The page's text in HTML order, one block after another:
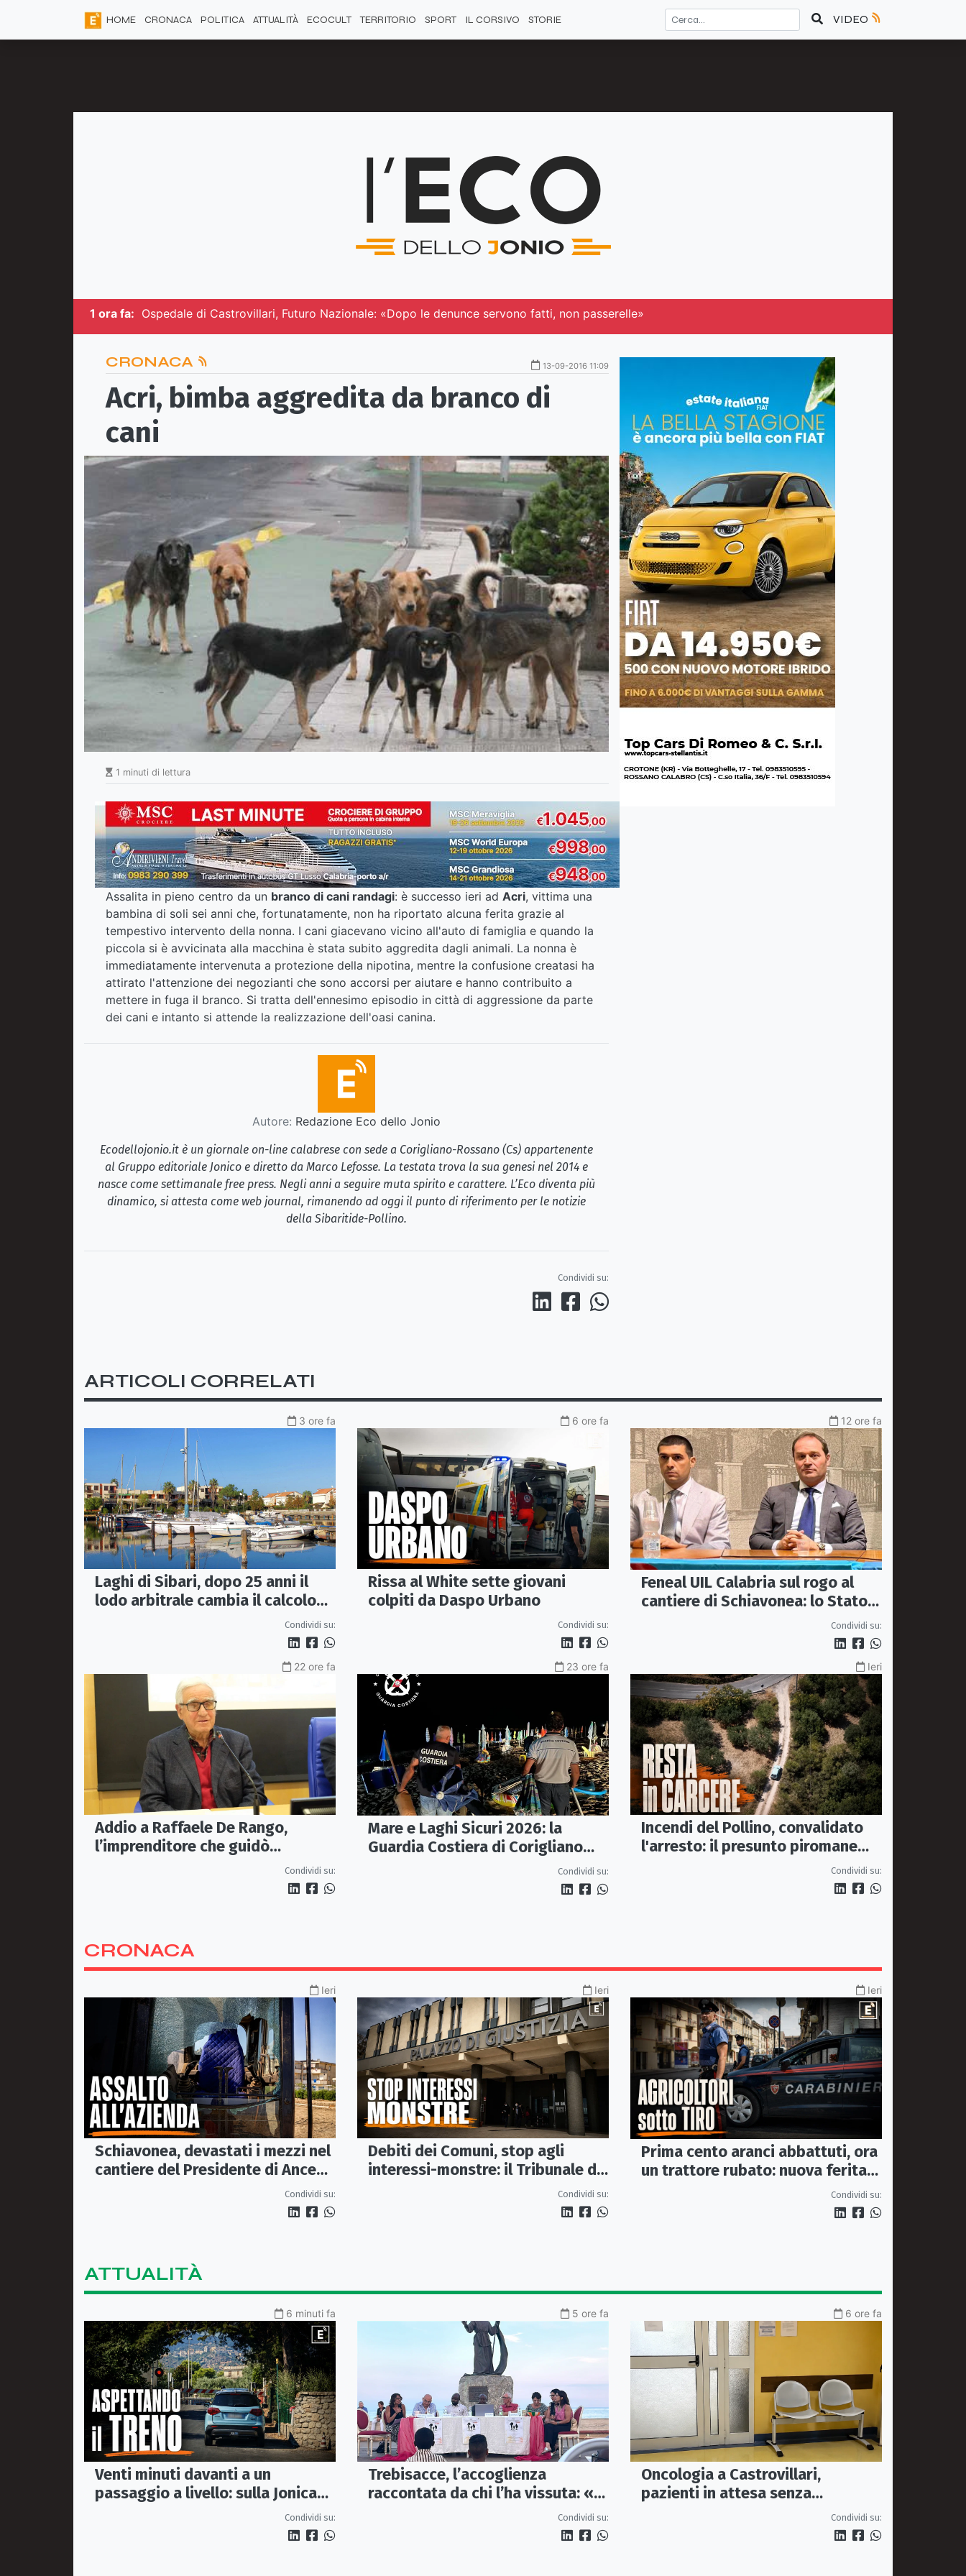
HOME CRONACA POLITICA ATTUALITÀ ECOCULT TERRITORIO SPORT IL CORSIVO STORIE VIDEO
1 ora fa: Ospedale di Castrovillari, Futuro Nazionale: «Dopo le denunce servono fatti, non passerelle»
CRONACA 13-09-2016 11:09
Acri, bimba aggredita da branco di
cani
1 minuti di lettura
Assalita in pieno centro da un branco di cani randagi: è successo ieri ad Acri, vittima una
bambina di soli sei anni che, fortunatamente, non ha riportato alcuna ferita grazie al
tempestivo intervento della nonna. I cani giacevano vicino all'auto di famiglia e quando la
piccola si è avvicinata alla macchina è stata subito aggredita dagli animali. La nonna è
immediatamente intervenuta a protezione della nipotina, mentre la confusione creatasi ha
attirato l'attenzione dei negozianti che sono accorsi per aiutare e hanno contribuito a
mettere in fuga il branco. Si tratta dell'ennesimo episodio in città di aggressione da parte
dei cani e intanto si attende la realizzazione dell'oasi canina.
Autore: Redazione Eco dello Jonio
Ecodellojonio.it è un giornale on-line calabrese con sede a Corigliano-Rossano (Cs) appartenente
al Gruppo editoriale Jonico e diretto da Marco Lefosse. La testata trova la sua genesi nel 2014 e
nasce come settimanale free press. Negli anni a seguire muta spirito e carattere. L’Eco diventa più
dinamico, si attesta come web journal, rimanendo ad oggi il punto di riferimento per le notizie
della Sibaritide-Pollino.
Condividi su:
ARTICOLI CORRELATI
3 ore fa
Laghi di Sibari, dopo 25 anni il
lodo arbitrale cambia il calcolo
Condividi su:
6 ore fa
Rissa al White sette giovani
colpiti da Daspo Urbano
Condividi su:
12 ore fa
Feneal UIL Calabria sul rogo al
cantiere di Schiavonea: lo Stato
rafforzi i presìdi di legalitàCondividi su:
22 ore fa
Addio a Raffaele De Rango,
l’imprenditore che guidò
Condividi su:
23 ore fa
Mare e Laghi Sicuri 2026: la
Guardia Costiera di Corigliano
controlla il litorale da RoccaCondividi su:
Ieri
Incendi del Pollino, convalidato
l'arresto: il presunto piromane
Condividi su:
CRONACA
Ieri
Schiavonea, devastati i mezzi nel
cantiere del Presidente di Ance
Condividi su:
Ieri
Debiti dei Comuni, stop agli
interessi-monstre: il Tribunale di
Condividi su:
Ieri
Prima cento aranci abbattuti, ora
un trattore rubato: nuova ferita
all’agricoltura della SibaritideCondividi su:
ATTUALITÀ
6 minuti fa
Venti minuti davanti a un
passaggio a livello: sulla Jonica
anche aspettare un treno diventa
Condividi su:
5 ore fa
Trebisacce, l’accoglienza
raccontata da chi l’ha vissuta: «Io
sono» diventa una storia diCondividi su:
6 ore fa
Oncologia a Castrovillari,
pazienti in attesa senza
climatizzazione: Rosa chiede una
stanza interna e un intervento
Condividi su: